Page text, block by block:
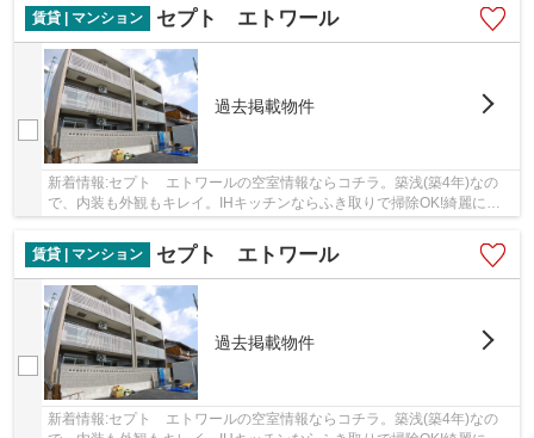
賃貸 | マンション
セプト エトワール
過去掲載物件
新着情報:セプト エトワールの空室情報ならコチラ。築浅(築4年)なの
で、内装も外観もキレイ。IHキッチンならふき取りで掃除OK!綺麗に保
賃貸 | マンション
セプト エトワール
過去掲載物件
新着情報:セプト エトワールの空室情報ならコチラ。築浅(築4年)なの